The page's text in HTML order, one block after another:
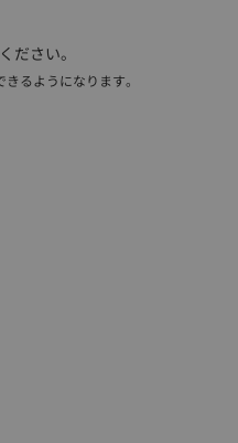
ださい。
るようになります。